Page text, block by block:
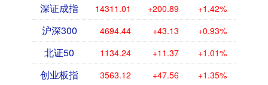
深证成指 14311.01 +200.89 +1.42%
沪深300 4694.44 +43.13 +0.93%
北证50 1134.24 +11.37 +1.01%
创业板指 3563.12 +47.56 +1.35%